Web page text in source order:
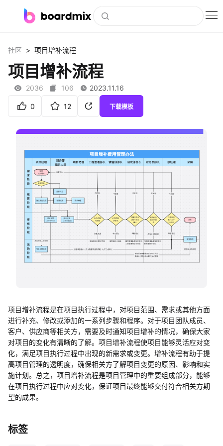
社区资源
下载
私有化部署
客户案例
支持
帮助中心
知识分享社区
社区 > 项目增补流程
项目增补流程
2036 106 2023.11.16
0 12 下载模板
项目增补流程是在项目执行过程中，对项目范围、需求或其他方面
进行补充、修改或添加的一系列步骤和程序。对于项目团队成员、
客户、供应商等相关方，需要及时通知项目增补的情况，确保大家
对项目的变化有清晰的了解。项目增补流程使项目能够灵活应对变
化，满足项目执行过程中出现的新需求或变更。增补流程有助于提
高项目管理的透明度，确保相关方了解项目变更的原因、影响和实
施计划。总之，项目增补流程是项目管理中的重要组成部分，能够
在项目执行过程中应对变化，保证项目最终能够交付符合相关方期
望的成果。
标签